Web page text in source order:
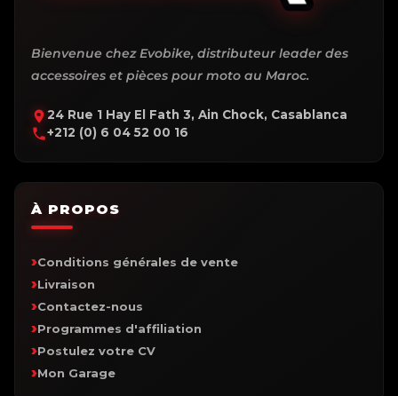
Bienvenue chez Evobike, distributeur leader des
accessoires et pièces pour moto au Maroc.
24 Rue 1 Hay El Fath 3, Ain Chock, Casablanca
+212 (0) 6 04 52 00 16
À PROPOS
Conditions générales de vente
Livraison
Contactez-nous
Programmes d'affiliation
Postulez votre CV
Mon Garage